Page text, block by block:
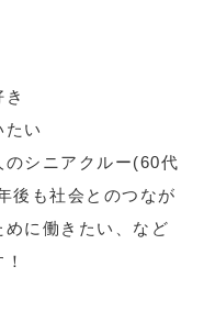
たい
シニアクルー(60代
後も社会とのつなが
に働きたい、など